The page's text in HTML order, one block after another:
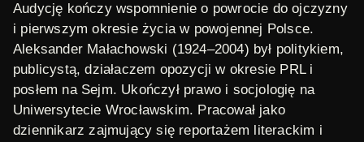
Audycję kończy wspomnienie o powrocie do ojczyzny
i pierwszym okresie życia w powojennej Polsce.
Aleksander Małachowski (1924–2004) był politykiem,
publicystą, działaczem opozycji w okresie PRL i
posłem na Sejm. Ukończył prawo i socjologię na
Uniwersytecie Wrocławskim. Pracował jako
dziennikarz zajmujący się reportażem literackim i